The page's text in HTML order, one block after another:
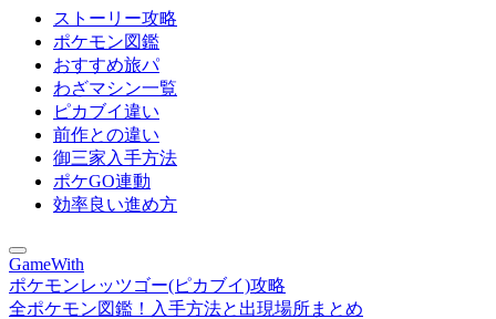
ストーリー攻略
ポケモン図鑑
おすすめ旅パ
わざマシン一覧
ピカブイ違い
前作との違い
御三家入手方法
ポケGO連動
効率良い進め方
GameWith
ポケモンレッツゴー(ピカブイ)攻略
全ポケモン図鑑！入手方法と出現場所まとめ